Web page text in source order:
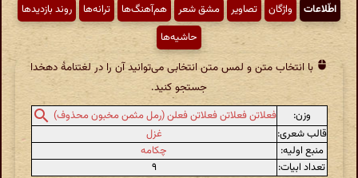
اطّلاعات واژگان تصاویر مشق شعر هم‌آهنگ‌ها ترانه‌ها
روند بازدیدها
حاشیه‌ها
با انتخاب متن و لمس متن انتخابی می‌توانید آن را در لغتنامهٔ دهخدا
جستجو کنید.
وزن:
فعلاتن فعلاتن فعلاتن فعلن (رمل مثمن مخبون محذوف)
قالب شعری:
غزل
منبع اولیه:
چکامه
تعداد ابیات:
۹